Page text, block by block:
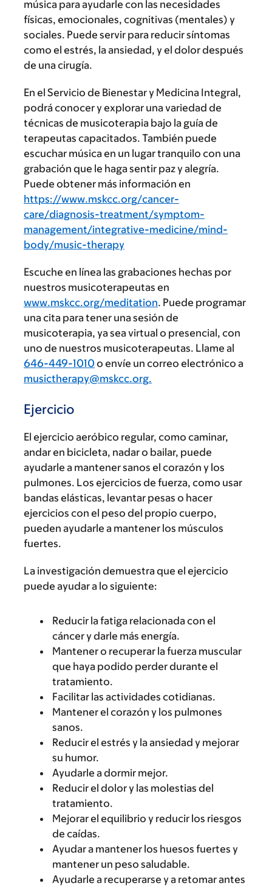
música para ayudarle con las necesidades
físicas, emocionales, cognitivas (mentales) y
sociales. Puede servir para reducir síntomas
como el estrés, la ansiedad, y el dolor después
de una cirugía.
En el Servicio de Bienestar y Medicina Integral,
podrá conocer y explorar una variedad de
técnicas de musicoterapia bajo la guía de
terapeutas capacitados. También puede
escuchar música en un lugar tranquilo con una
grabación que le haga sentir paz y alegría.
Puede obtener más información en
https://www.mskcc.org/cancer-
care/diagnosis-treatment/symptom-
management/integrative-medicine/mind-
body/music-therapy
Escuche en línea las grabaciones hechas por
nuestros musicoterapeutas en
www.mskcc.org/meditation. Puede programar
una cita para tener una sesión de
musicoterapia, ya sea virtual o presencial, con
uno de nuestros musicoterapeutas. Llame al
646-449-1010 o envíe un correo electrónico a
musictherapy@mskcc.org.
Ejercicio
El ejercicio aeróbico regular, como caminar,
andar en bicicleta, nadar o bailar, puede
ayudarle a mantener sanos el corazón y los
pulmones. Los ejercicios de fuerza, como usar
bandas elásticas, levantar pesas o hacer
ejercicios con el peso del propio cuerpo,
pueden ayudarle a mantener los músculos
fuertes.
La investigación demuestra que el ejercicio
puede ayudar a lo siguiente:
Reducir la fatiga relacionada con el
cáncer y darle más energía.
Mantener o recuperar la fuerza muscular
que haya podido perder durante el
tratamiento.
Facilitar las actividades cotidianas.
Mantener el corazón y los pulmones
sanos.
Reducir el estrés y la ansiedad y mejorar
su humor.
Ayudarle a dormir mejor.
Reducir el dolor y las molestias del
tratamiento.
Mejorar el equilibrio y reducir los riesgos
de caídas.
Ayudar a mantener los huesos fuertes y
mantener un peso saludable.
Ayudarle a recuperarse y a retomar antes